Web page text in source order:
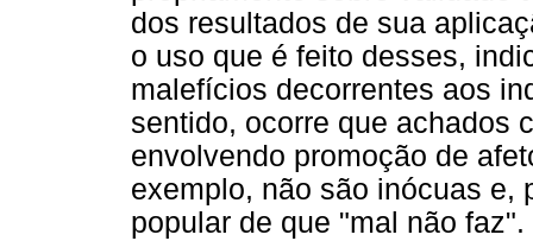
dos resultados de sua
o uso que é feito desses,
malefícios decorrentes aos
sentido, ocorre que achados
envolvendo promoção de
exemplo, não são inócuas e,
popular de que "mal não faz".